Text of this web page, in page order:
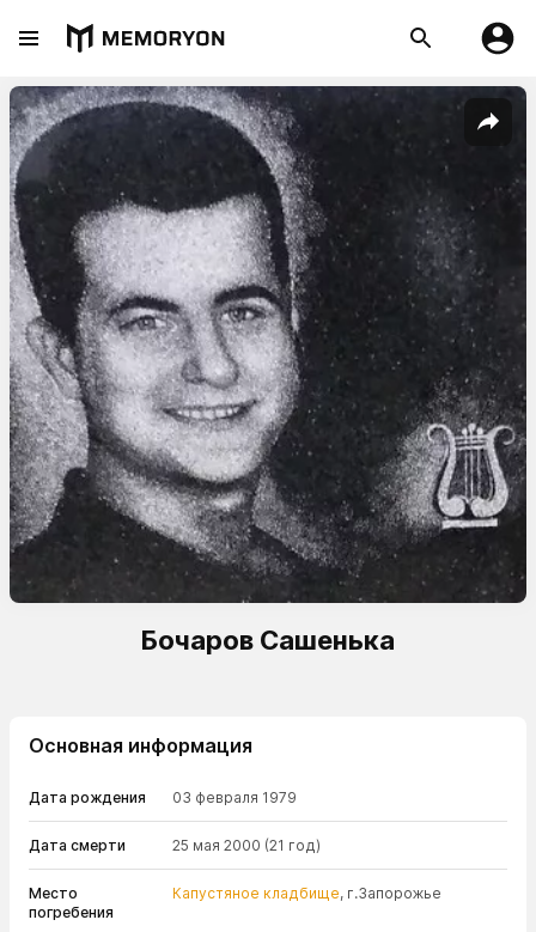
Бочаров Сашенька
Основная информация
Дата рождения 03 февраля 1979
Дата смерти 25 мая 2000 (21 год)
Место
погребения
Капустяное кладбище, г.Запорожье